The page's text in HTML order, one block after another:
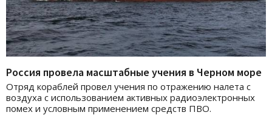
Россия провела масштабные учения в Черном море
Отряд кораблей провел учения по отражению налета с
воздуха с использованием активных радиоэлектронных
помех и условным применением средств ПВО.